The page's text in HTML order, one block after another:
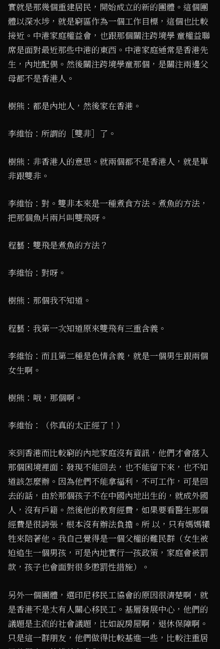
實就是那幾個重建居民，開始成立的新的團體。這個團
體以深水埗，就是窮區作為一個工作目標，這個也比較
接近。中港家庭權益會，也跟那個關注跨境學 童權益聯
席是面對最近那些中港的東西。中港家庭通常是香港先
生，內地配偶。然後關注跨境學童那個，是關注兩邊父
母都不是香港人。
樹熊：都是內地人，然後家在香港。
李維怡：所謂的［雙非］了。
樹熊：非香港人的意思。就兩個都不是香港人，就是單
非跟雙非。
李維怡：對。雙非本來是一種煮食方法。煮魚的方法，
把那個魚片兩片叫雙飛呀。
程藝：雙飛是煮魚的方法？
李維怡：對呀。
樹熊：那個我不知道。
程藝：我第一次知道原來雙飛有三重含義。
李維怡：而且第二種是色情含義，就是一個男生跟兩個
女生啊。
樹熊：哦，那個啊。
李維怡：（你真的太正經了！）
來到香港而比較窮的內地家庭沒有資訊，他們才會落入
那個困境裡面：發現不能回去，也不能留下來，也不知
道該怎麼辦。因為他們不能拿福利，不可工作，可是回
去的話，由於那個孩子不在中國內地出生的，就成外國
人，沒有戶籍。然後他的教育經費，如果要看醫生那個
經費是很誇張，根本沒有辦法負擔。所 以，只有媽媽犧
牲來陪著他。我自己覺得是一個父權的難民群（女生被
迫追生一個男孩，可是內地實行一孩政策，家庭會被罰
款，孩子也會面對很多懲罰性措施）。
另外一個團體，選印尼移民工協會的原因很清楚啊，就
是香港不是太有人關心移民工。基層發展中心，他們的
議題是主流的社會議題，比如說房屋啊，退休保障啊。
只是這一群朋友，他們做得比較基進一些，比較注重居